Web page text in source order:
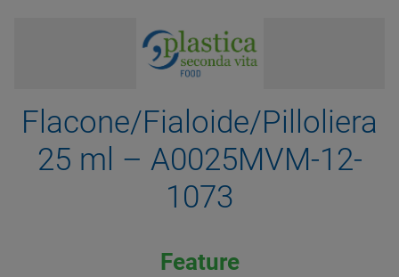
Flacone/Fialoide/Pilloliera
25 ml – A0025MVM-12-
1073
Feature